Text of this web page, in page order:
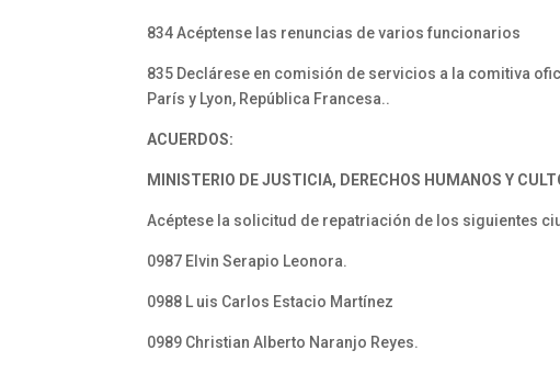
834 Acéptense las renuncias de varios funcionarios
835 Declárese en comisión de servicios a la comitiva
París y Lyon, República Francesa..
ACUERDOS:
MINISTERIO DE JUSTICIA, DERECHOS HUMANOS Y
Acéptese la solicitud de repatriación de los siguientes
0987 Elvin Serapio Leonora.
0988 L uis Carlos Estacio Martínez
0989 Christian Alberto Naranjo Reyes.